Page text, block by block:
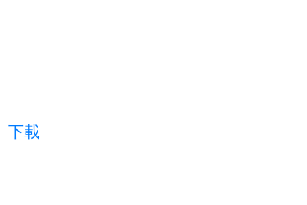
下載